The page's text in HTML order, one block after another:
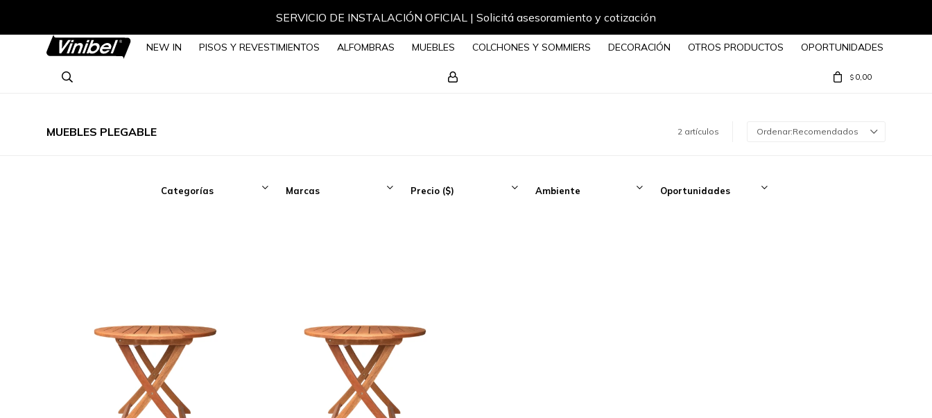
SERVICIO DE INSTALACIÓN OFICIAL | Solicitá asesoramiento y cotización
NEW IN PISOS Y REVESTIMIENTOS ALFOMBRAS MUEBLES COLCHONES Y SOMMIERS DECORACIÓN OTROS PRODUCTOS OPORTUNIDADES
$ 0,00
MUEBLES PLEGABLE 2 artículos Recomendados
Categorías Marcas Precio ($) Ambiente Oportunidades